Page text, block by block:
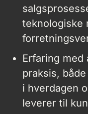
teknologiske
Erfaring med
praksis,
i hverdagen
leverer til